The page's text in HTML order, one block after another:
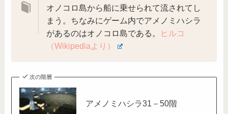
オノコロ島から船に乗せられて流されてし
まう。ちなみにゲーム内でアメノミハシラ
があるのはオノコロ島である。
ヒルコ
（Wikipediaより）
次の階層
アメノミハシラ31－50階